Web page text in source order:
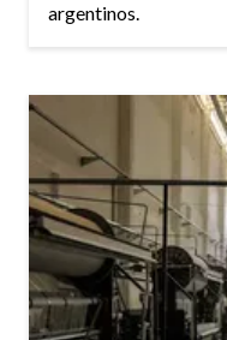
argentinos.